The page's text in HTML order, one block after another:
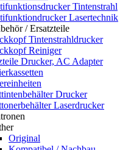
Tintenstrahl
Lasertechnik
/ Ersatzteile
Tintenstrahldrucker
Reiniger
Drucker, AC Adapter
Drucker
Laserdrucker
Original